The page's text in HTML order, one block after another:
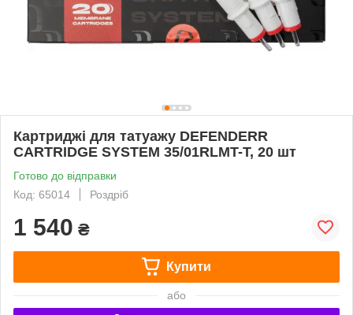
Картриджі для татуажу DEFENDERR
CARTRIDGE SYSTEM 35/01RLMT-T, 20 шт
Готово до відправки
Код: 65014
Роздріб
1 540 ₴
Купити
або